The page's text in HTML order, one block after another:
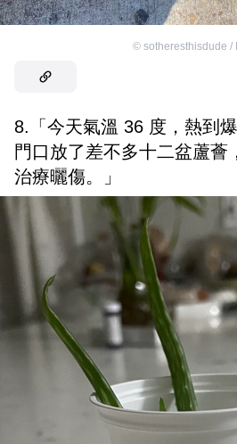
© sotheresthisdude /
8.「今天氣溫 36 度，熱到
門口放了差不多十二盆蘆薈
治療曬傷。」